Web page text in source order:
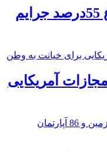
هوش مصنوعی، بستر وقوع 55درصد جرایم
آمریکایی